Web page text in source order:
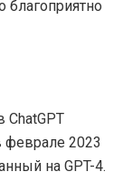
благоприятно
ChatGPT
феврале 2023
на GPT-4.